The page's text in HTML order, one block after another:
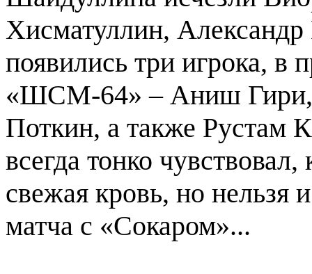
Хисматуллин,
появились три игрока, в
«ШСМ-64» – Аниш Гири,
Поткин, а также Рустам
всегда тонко
свежая кровь, но нельзя
матча с «Сокаром»...